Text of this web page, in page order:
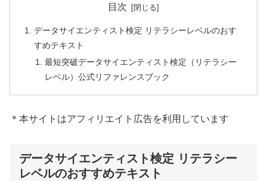
目次
データサイエンティスト検定 リテラシーレベルのおす
すめテキスト
最短突破データサイエンティスト検定（リテラシー
レベル）公式リファレンスブック
＊本サイトはアフィリエイト広告を利用しています
データサイエンティスト検定 リテラシー
レベルのおすすめテキスト